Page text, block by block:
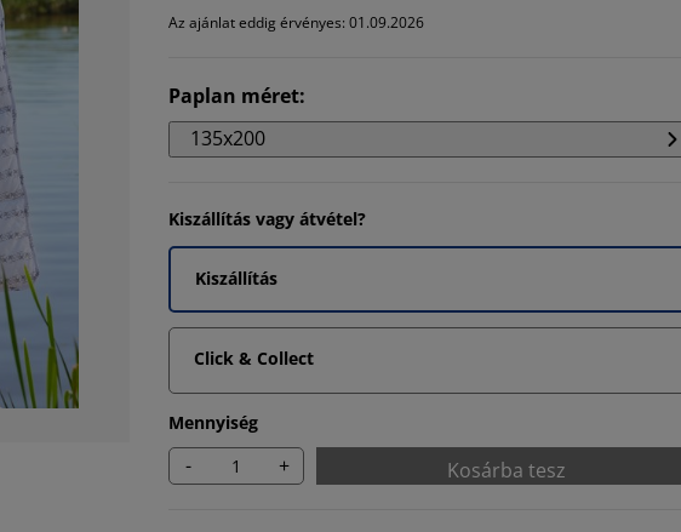
Az ajánlat eddig érvényes: 01.09.2026
Paplan méret:
135x200
Kiszállítás vagy átvétel?
Kiszállítás
Click & Collect
Mennyiség
- + Kosárba tesz
5.183312262958281%
4.9304677623261695%
11.25158027812895%